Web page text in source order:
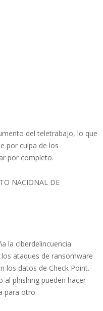
del teletrabajo, lo que
por culpa de los
por completo.
NACIONAL DE
la ciberdelincuencia
ataques de ransomware
los datos de Check Point.
al phishing pueden hacer
para otro.